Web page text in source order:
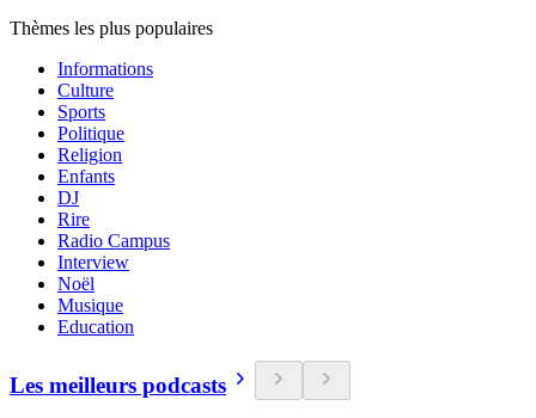
Thèmes les plus populaires
Informations
Culture
Sports
Politique
Religion
Enfants
DJ
Rire
Radio Campus
Interview
Noël
Musique
Education
Les meilleurs podcasts